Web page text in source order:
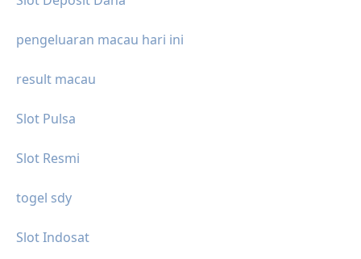
pengeluaran macau hari ini
result macau
Slot Pulsa
Slot Resmi
togel sdy
Slot Indosat